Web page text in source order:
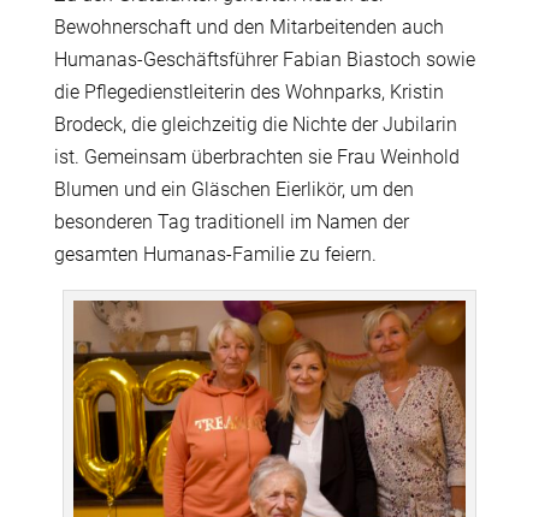
Bewohnerschaft und den Mitarbeitenden auch
Humanas-Geschäftsführer Fabian Biastoch sowie
die Pflegedienstleiterin des Wohnparks, Kristin
Brodeck, die gleichzeitig die Nichte der Jubilarin
ist. Gemeinsam überbrachten sie Frau Weinhold
Blumen und ein Gläschen Eierlikör, um den
besonderen Tag traditionell im Namen der
gesamten Humanas-Familie zu feiern.